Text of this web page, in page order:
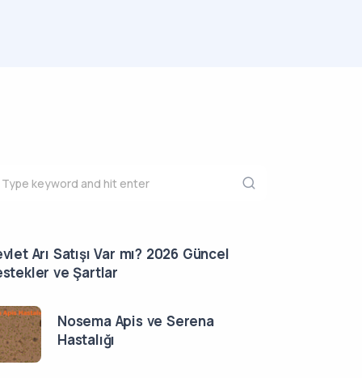
Arı Satışı Var mı? 2026 Güncel
ve Şartlar
Nosema Apis ve Serena
Hastalığı